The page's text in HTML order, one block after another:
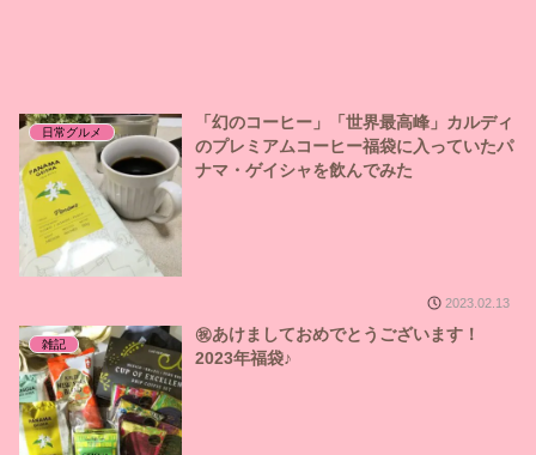
日常グルメ
「幻のコーヒー」「世界最高峰」カルディ
のプレミアムコーヒー福袋に入っていたパ
ナマ・ゲイシャを飲んでみた
2023.02.13
雑記
㊗あけましておめでとうございます！
2023年福袋♪